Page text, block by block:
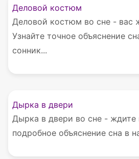
Деловой костюм
Деловой костюм во сне - вас
Узнайте точное объяснение
сонник...
Дырка в двери
Дырка в двери во сне - ждите
подробное объяснение сна в